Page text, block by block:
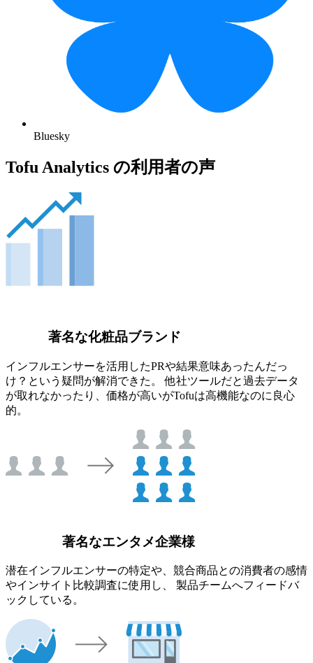
Bluesky
Tofu Analytics の利用者の声
著名な化粧品ブランド
インフルエンサーを活用したPRや結果意味あったんだっ
け？という疑問が解消できた。 他社ツールだと過去データ
が取れなかったり、価格が高いがTofuは高機能なのに良心
的。
著名なエンタメ企業様
潜在インフルエンサーの特定や、競合商品との消費者の感情
やインサイト比較調査に使用し、 製品チームへフィードバ
ックしている。